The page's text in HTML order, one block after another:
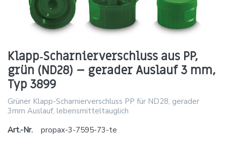
Klapp‑Scharnierverschluss aus PP,
grün (ND28) – gerader Auslauf 3 mm,
Typ 3899
Grüner Klapp-Scharnierverschluss PP für ND28, gerader
3mm Auslauf, lebensmitteltauglich
Art.-Nr.
propax-3-7595-73-te